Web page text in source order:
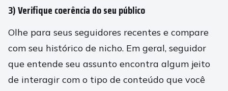
3) Verifique coerência do seu público
Olhe para seus seguidores recentes e compare
com seu histórico de nicho. Em geral, seguidor
que entende seu assunto encontra algum jeito
de interagir com o tipo de conteúdo que você